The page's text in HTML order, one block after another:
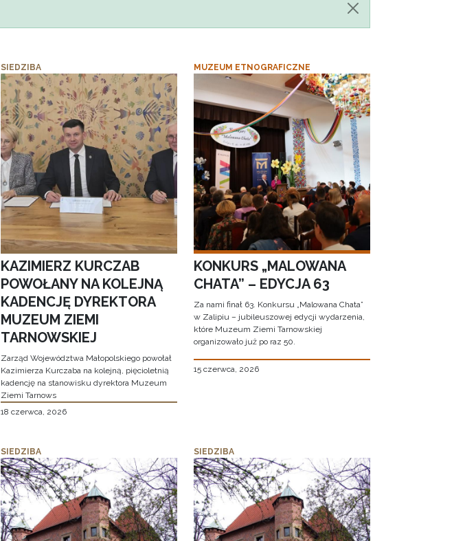
SIEDZIBA
KAZIMIERZ KURCZAB
POWOŁANY NA KOLEJNĄ
KADENCJĘ DYREKTORA
MUZEUM ZIEMI
TARNOWSKIEJ
Zarząd Województwa Małopolskiego powołał
Kazimierza Kurczaba na kolejną, pięcioletnią
kadencję na stanowisku dyrektora Muzeum
Ziemi Tarnows
18 czerwca, 2026
MUZEUM ETNOGRAFICZNE
KONKURS „MALOWANA
CHATA” – EDYCJA 63
Za nami finał 63. Konkursu „Malowana Chata”
w Zalipiu – jubileuszowej edycji wydarzenia,
które Muzeum Ziemi Tarnowskiej
organizowało już po raz 50.
15 czerwca, 2026
SIEDZIBA SIEDZIBA